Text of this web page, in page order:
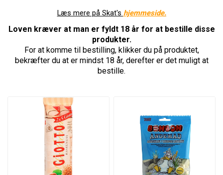
Læs mere på Skat's hjemmeside.
Loven kræver at man er fyldt 18 år for at bestille disse
produkter.
For at komme til bestilling, klikker du på produktet,
bekræfter du at er mindst 18 år, derefter er det muligt at
bestille.